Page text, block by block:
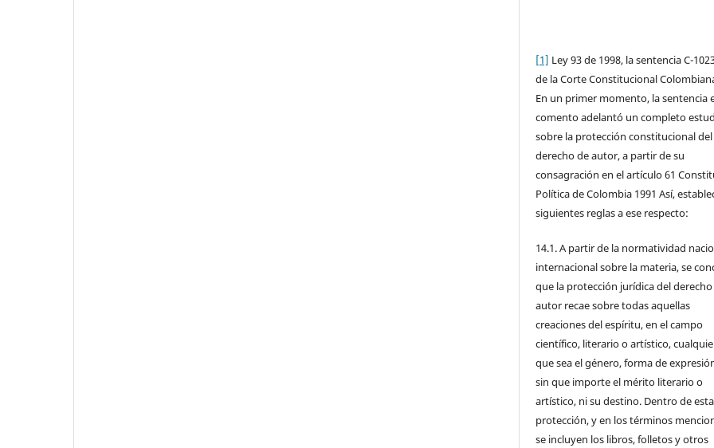
[1] Ley 93 de 1998, la sentencia C-
de la Corte Constitucional
En un primer momento, la sentencia
comento adelantó un completo
sobre la protección constitucional del
derecho de autor, a partir de su
consagración en el artículo 61
Política de Colombia 1991 Así,
siguientes reglas a ese respecto:
14.1. A partir de la normatividad
internacional sobre la materia, se
que la protección jurídica del
autor recae sobre todas aquellas
creaciones del espíritu, en el campo
científico, literario o artístico,
que sea el género, forma de
sin que importe el mérito literario o
artístico, ni su destino. Dentro de esta
protección, y en los términos
se incluyen los libros, folletos y otros